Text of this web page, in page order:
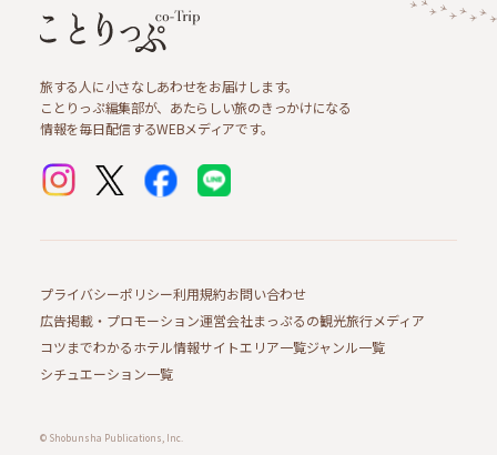
旅する人に小さなしあわせをお届けします。
ことりっぷ編集部が、あたらしい旅のきっかけになる
情報を毎日配信するWEBメディアです。
プライバシーポリシー利用規約お問い合わせ
広告掲載・プロモーション運営会社まっぷるの観光旅行メディア
コツまでわかるホテル情報サイトエリア一覧ジャンル一覧
シチュエーション一覧
© Shobunsha Publications, Inc.